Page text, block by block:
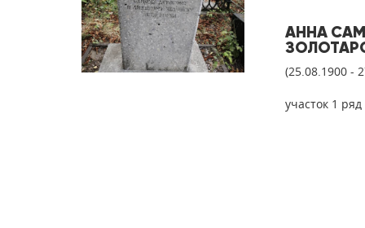
АННА
(25.08.1900 -
участок 1